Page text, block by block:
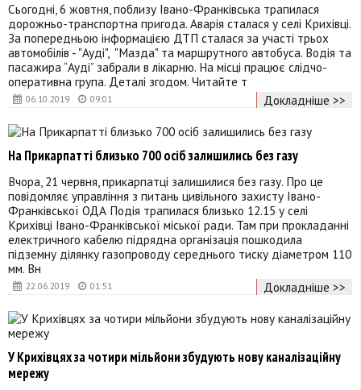
06.10.2019 09:01
Сьогодні, 6 жовтня, поблизу Івано-Франківська трапилася
дорожньо-транспортна пригода. Аварія сталася у селі Крихівці.
За попередньою інформацією ДТП сталася за участі трьох
автомобілів - "Ауді", "Мазда" та маршрутного автобуса. Водія та
пасажира “Ауді” забрали в лікарню. На місці працює слідчо-
оперативна група. Деталі згодом. Читайте т
Докладніше >>
22.06.2019 01:51
На Прикарпатті близько 700 осіб залишились без газу
Вчора, 21 червня, прикарпатці залишилися без газу. Про це
повідомляє управління з питань цивільного захисту Івано-
Франківської ОДА Подія трапилася близько 12.15 у селі
Крихівці Івано-Франківської міської ради. Там при прокладанні
електричного кабелю підрядна організація пошкодила
підземну ділянку газопроводу середнього тиску діаметром 110
мм. Вн
Докладніше >>
У Крихівцях за чотири мільйони збудують нову каналізаційну
мережу